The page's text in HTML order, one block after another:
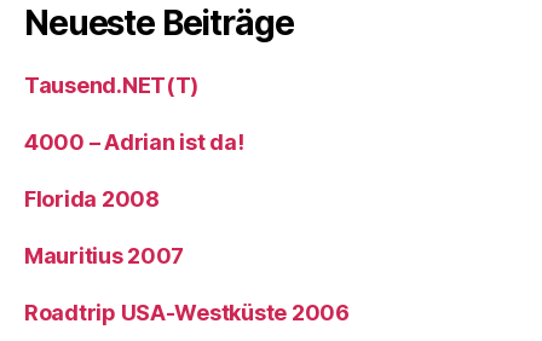
Neueste Beiträge
Tausend.NET(T)
4000 – Adrian ist da!
Florida 2008
Mauritius 2007
Roadtrip USA-Westküste 2006